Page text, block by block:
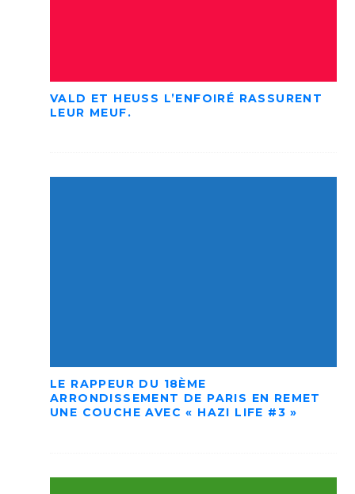
VALD ET HEUSS L’ENFOIRÉ RASSURENT
LEUR MEUF.
LE RAPPEUR DU 18ÈME
ARRONDISSEMENT DE PARIS EN REMET
UNE COUCHE AVEC « HAZI LIFE #3 »